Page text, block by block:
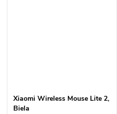
Xiaomi Wireless Mouse Lite 2,
Biela